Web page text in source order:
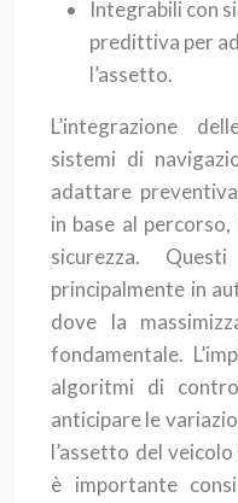
Integrabili con
predittiva per
l’assetto.
L’integrazione
sistemi di
adattare
in base al
sicurezza.
principalmente in
dove la
fondamentale.
algoritmi di
anticipare le
l’assetto del
è importante